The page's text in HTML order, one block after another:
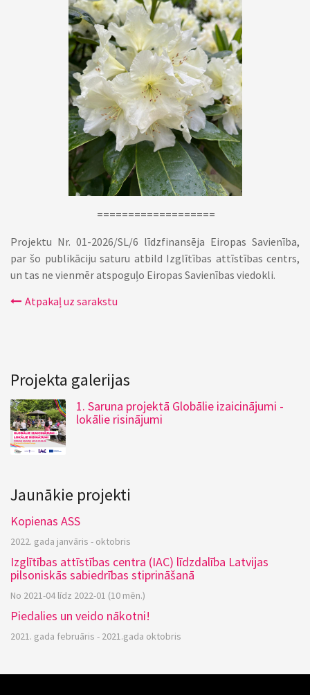
===================
Projektu Nr. 01-2026/SL/6 līdzfinansēja Eiropas Savienība,
par šo publikāciju saturu atbild Izglītības attīstības centrs,
un tas ne vienmēr atspoguļo Eiropas Savienības viedokli.
Atpakaļ uz sarakstu
Projekta galerijas
1. Saruna projektā Globālie izaicinājumi -
lokālie risinājumi
Jaunākie projekti
Kopienas ASS
2022. gada janvāris - oktobris
Izglītības attīstības centra (IAC) līdzdalība Latvijas
pilsoniskās sabiedrības stiprināšanā
No 2021-04 līdz 2022-01 (10 mēn.)
Piedalies un veido nākotni!
2021. gada februāris - 2021.gada oktobris